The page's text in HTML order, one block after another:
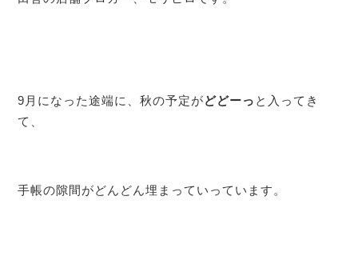
9月になった途端に、秋の予定がどどーっ と入ってき
て、
手帳の隙間がどんどん埋まっていっています。